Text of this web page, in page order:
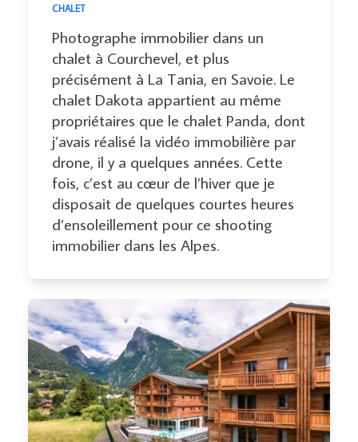
CHALET
Photographe immobilier dans un
chalet à Courchevel, et plus
précisément à La Tania, en Savoie. Le
chalet Dakota appartient au même
propriétaires que le chalet Panda, dont
j’avais réalisé la vidéo immobilière par
drone, il y a quelques années. Cette
fois, c’est au cœur de l’hiver que je
disposait de quelques courtes heures
d’ensoleillement pour ce shooting
immobilier dans les Alpes.